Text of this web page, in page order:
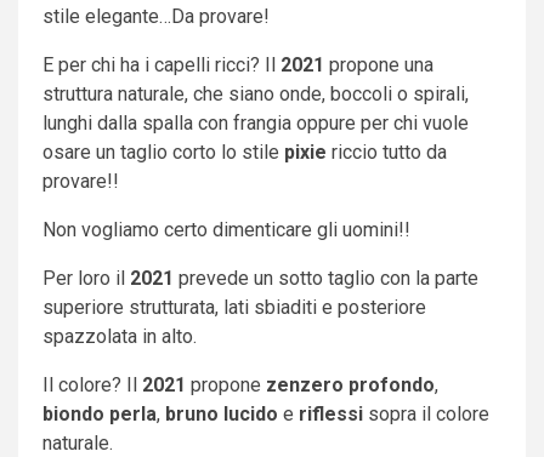
stile elegante…Da provare!
E per chi ha i capelli ricci? Il 2021 propone una
struttura naturale, che siano onde, boccoli o spirali,
lunghi dalla spalla con frangia oppure per chi vuole
osare un taglio corto lo stile pixie riccio tutto da
provare!!
Non vogliamo certo dimenticare gli uomini!!
Per loro il 2021 prevede un sotto taglio con la parte
superiore strutturata, lati sbiaditi e posteriore
spazzolata in alto.
Il colore? Il 2021 propone zenzero profondo,
biondo perla, bruno lucido e riflessi sopra il colore
naturale.